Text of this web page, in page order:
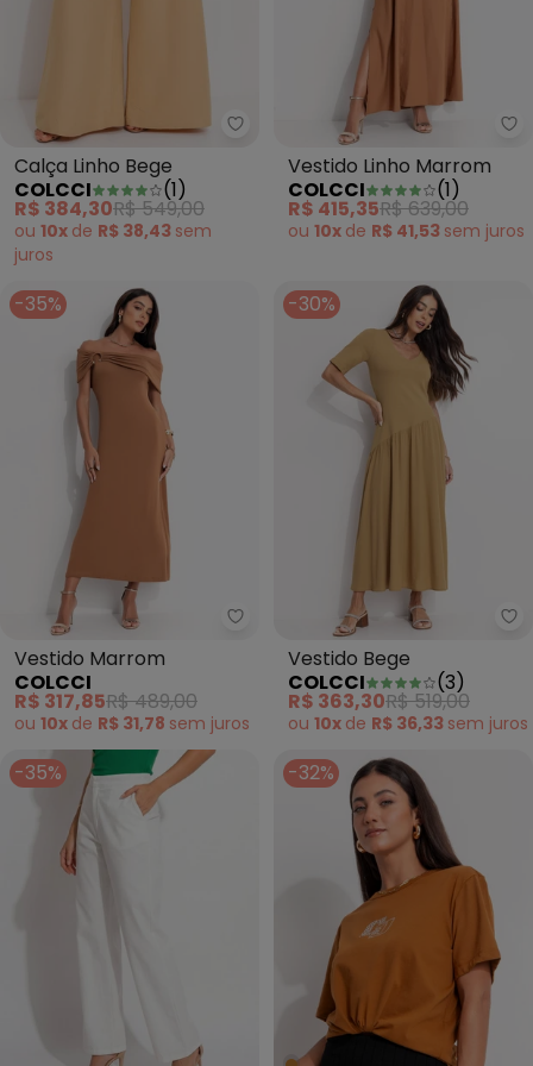
Colcci - Calça Linho Bege
Calça Linho Bege
COLCCI
(1)
R$ 384,30R$ 549,00
ou 10x de R$ 38,43 sem
juros
Vestido Linho Marrom
COLCCI
(1)
R$ 415,35R$ 639,00
ou 10x de R$ 41,53 sem juros
-35%
Colcci - Vestido Marrom
Vestido Marrom
COLCCI
R$ 317,85R$ 489,00
ou 10x de R$ 31,78 sem juros
-30%
Vestido Bege
COLCCI
(3)
R$ 363,30R$ 519,00
ou 10x de R$ 36,33 sem juros
-35% -32%